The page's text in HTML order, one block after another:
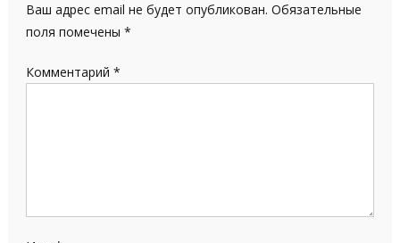
Ваш адрес email не будет опубликован. Обязательные
поля помечены *
Комментарий *